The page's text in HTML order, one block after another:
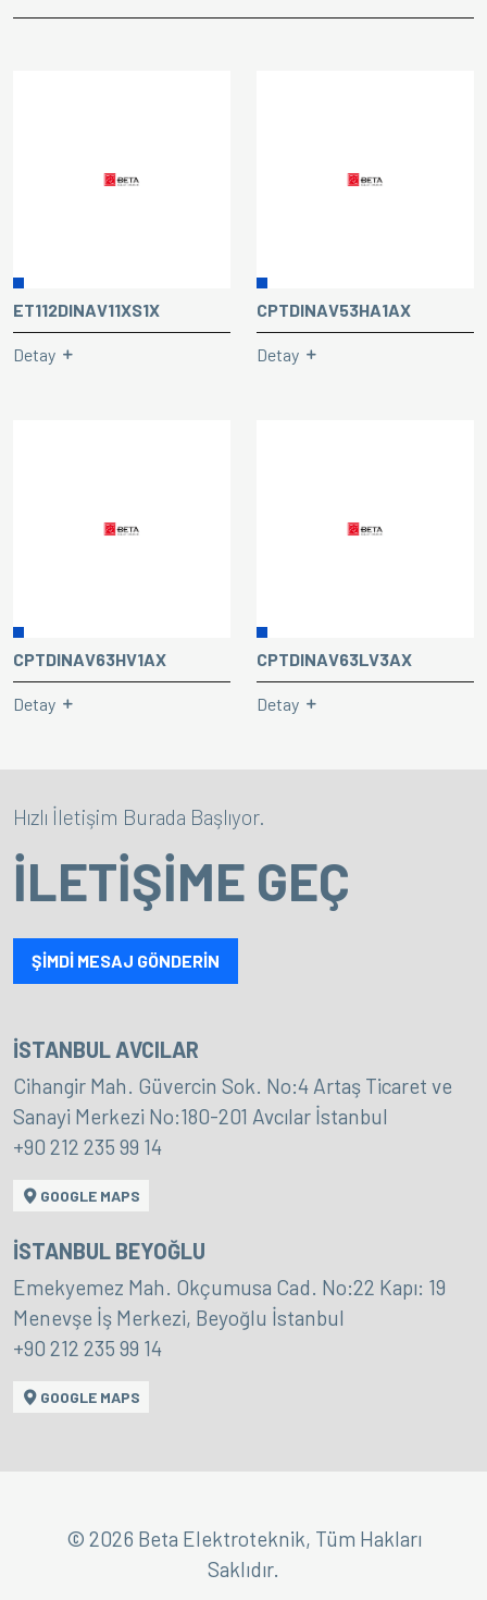
ET112DINAV11XS1X
Detay
CPTDINAV53HA1AX
Detay
CPTDINAV63HV1AX
Detay
CPTDINAV63LV3AX
Detay
Hızlı İletişim Burada Başlıyor.
İLETİŞİME GEÇ
ŞİMDİ MESAJ GÖNDERİN
İSTANBUL AVCILAR
Cihangir Mah. Güvercin Sok. No:4 Artaş Ticaret ve
Sanayi Merkezi No:180-201 Avcılar İstanbul
+90 212 235 99 14
GOOGLE MAPS
İSTANBUL BEYOĞLU
Emekyemez Mah. Okçumusa Cad. No:22 Kapı: 19
Menevşe İş Merkezi, Beyoğlu İstanbul
+90 212 235 99 14
GOOGLE MAPS
© 2026 Beta Elektroteknik, Tüm Hakları
Saklıdır.